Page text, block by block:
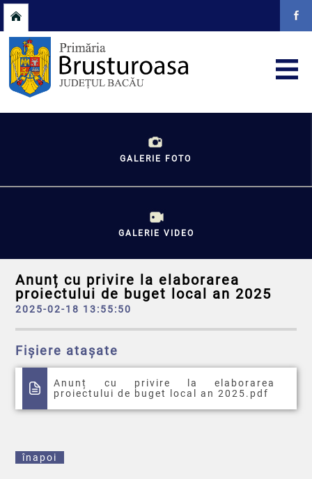
GALERIE FOTO
GALERIE VIDEO
Anunț cu privire la elaborarea
proiectului de buget local an 2025
2025-02-18 13:55:50
Fișiere atașate
Anunț cu privire la elaborarea
proiectului de buget local an 2025.pdf
înapoi